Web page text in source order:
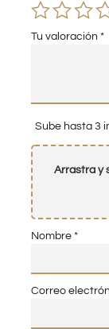
Tu valoración *
Sube hasta 3
Arrastra y
Nombre *
Correo